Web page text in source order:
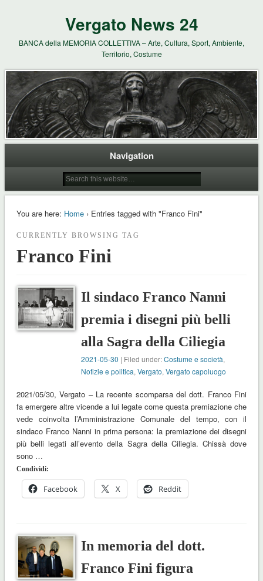
Vergato News 24
BANCA della MEMORIA COLLETTIVA – Arte, Cultura, Sport, Ambiente,
Territorio, Costume
Navigation
You are here: Home› Entries tagged with "Franco Fini"
CURRENTLY BROWSING TAG
Franco Fini
Il sindaco Franco Nanni
premia i disegni più belli
alla Sagra della Ciliegia
2021-05-30 | Filed under:Costume e società,
Notizie e politica,Vergato,Vergato capoluogo
2021/05/30, Vergato – La recente scomparsa del dott. Franco Fini
fa emergere altre vicende a lui legate come questa premiazione che
vede coinvolta l’Amministrazione Comunale del tempo, con il
sindaco Franco Nanni in prima persona: la premiazione dei disegni
più belli legati all’evento della Sagra della Ciliegia. Chissà dove
sono …
Condividi:
Facebook X Reddit
In memoria del dott.
Franco Fini figura